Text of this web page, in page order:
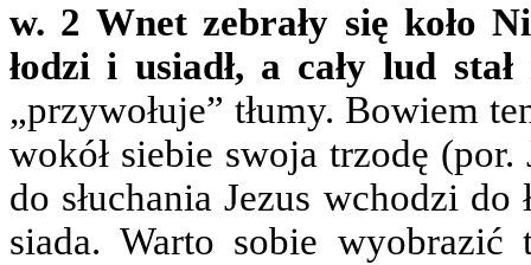
w. 2 Wnet zebrały się koło
łodzi i usiadł, a cały lud
„przywołuje” tłumy. Bowiem
wokół siebie swoja trzodę
do słuchania Jezus wchodzi
siada. Warto sobie